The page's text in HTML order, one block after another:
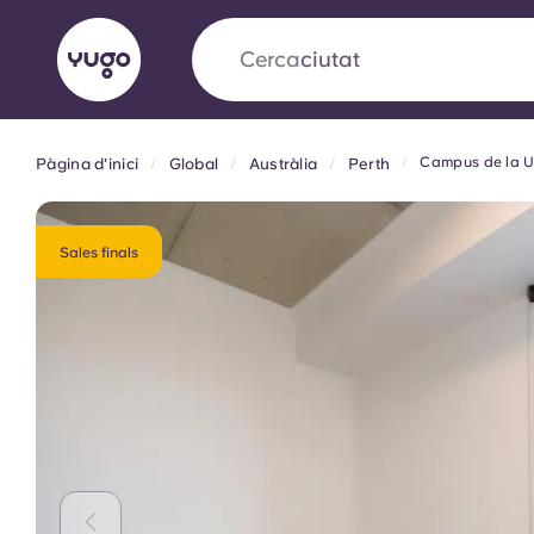
Cercacamp
SobreUbicacionsMés
English (GB) English (US)
Portuguese
Pàgina d'inici Global Austràlia Perth Campus de la
Sales finals